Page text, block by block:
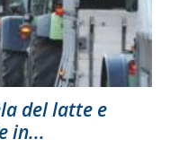
del latte e
in...